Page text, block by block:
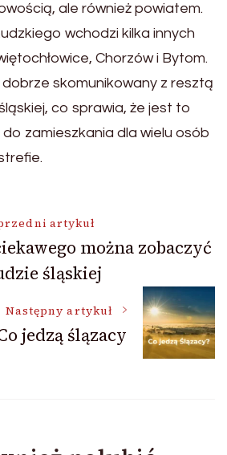
ale również powiatem.
wchodzi kilka innych
Chorzów i Bytom.
skomunikowany z resztą
co sprawia, że jest to
zamieszkania dla wielu osób
artykuł
można zobaczyć
śląskiej
Następny artykuł
jedzą ślązacy